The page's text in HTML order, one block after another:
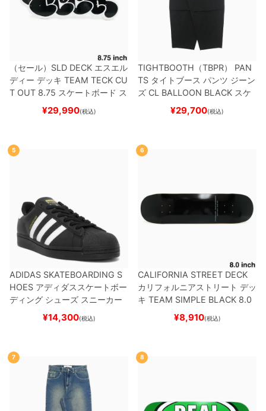
（セール） SLD DECK エスエル
ディー デッキ TEAM TECK CU
T OUT 8.75 スケートボード ス
¥29,990(税込)
TIGHTBOOTH（TBPR） PAN
TS タイトブース パンツ ジーン
ズ CL BALLOON BLACK スケ
ートボード スケボー
¥29,700(税込)
5
ADIDAS SKATEBOARDING S
HOES アディダススケートボー
ディング シューズ スニーカー
スーパースター SUPERSTAR A
BLACK/WHITE/WHITE
ー
¥14,300(税込)
6
CALIFORNIA STREET DECK
カリフォルニアストリート デッ
キ TEAM SIMPLE BLACK 8.0
ブランク（BBS / GENERATO
スケートボード スケボー
¥8,910(税込)
7 8